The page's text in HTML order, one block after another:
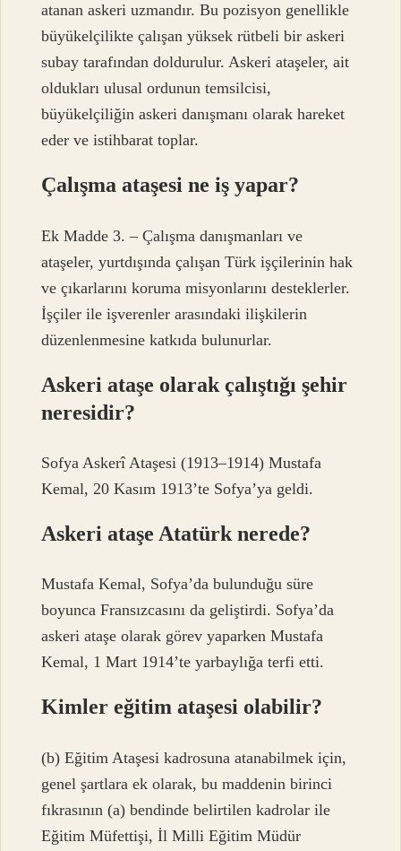
atanan askeri uzmandır. Bu pozisyon genellikle
büyükelçilikte çalışan yüksek rütbeli bir askeri
subay tarafından doldurulur. Askeri ataşeler, ait
oldukları ulusal ordunun temsilcisi,
büyükelçiliğin askeri danışmanı olarak hareket
eder ve istihbarat toplar.
Çalışma ataşesi ne iş yapar?
Ek Madde 3. – Çalışma danışmanları ve
ataşeler, yurtdışında çalışan Türk işçilerinin hak
ve çıkarlarını koruma misyonlarını desteklerler.
İşçiler ile işverenler arasındaki ilişkilerin
düzenlenmesine katkıda bulunurlar.
Askeri ataşe olarak çalıştığı şehir
neresidir?
Sofya Askerî Ataşesi (1913–1914) Mustafa
Kemal, 20 Kasım 1913’te Sofya’ya geldi.
Askeri ataşe Atatürk nerede?
Mustafa Kemal, Sofya’da bulunduğu süre
boyunca Fransızcasını da geliştirdi. Sofya’da
askeri ataşe olarak görev yaparken Mustafa
Kemal, 1 Mart 1914’te yarbaylığa terfi etti.
Kimler eğitim ataşesi olabilir?
(b) Eğitim Ataşesi kadrosuna atanabilmek için,
genel şartlara ek olarak, bu maddenin birinci
fıkrasının (a) bendinde belirtilen kadrolar ile
Eğitim Müfettişi, İl Milli Eğitim Müdür